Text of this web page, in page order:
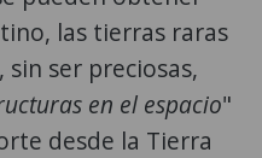
las tierras raras
ser preciosas,
en el espacio"
desde la Tierra